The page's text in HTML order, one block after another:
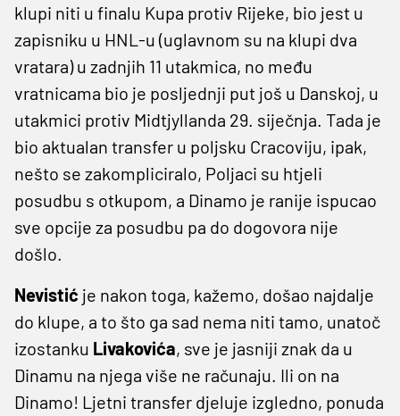
klupi niti u finalu Kupa protiv Rijeke, bio jest u
zapisniku u HNL-u (uglavnom su na klupi dva
vratara) u zadnjih 11 utakmica, no među
vratnicama bio je posljednji put još u Danskoj, u
utakmici protiv Midtjyllanda 29. siječnja. Tada je
bio aktualan transfer u poljsku Cracoviju, ipak,
nešto se zakompliciralo, Poljaci su htjeli
posudbu s otkupom, a Dinamo je ranije ispucao
sve opcije za posudbu pa do dogovora nije
došlo.
Nevistić je nakon toga, kažemo, došao najdalje
do klupe, a to što ga sad nema niti tamo, unatoč
izostanku Livakovića, sve je jasniji znak da u
Dinamu na njega više ne računaju. Ili on na
Dinamo! Ljetni transfer djeluje izgledno, ponuda